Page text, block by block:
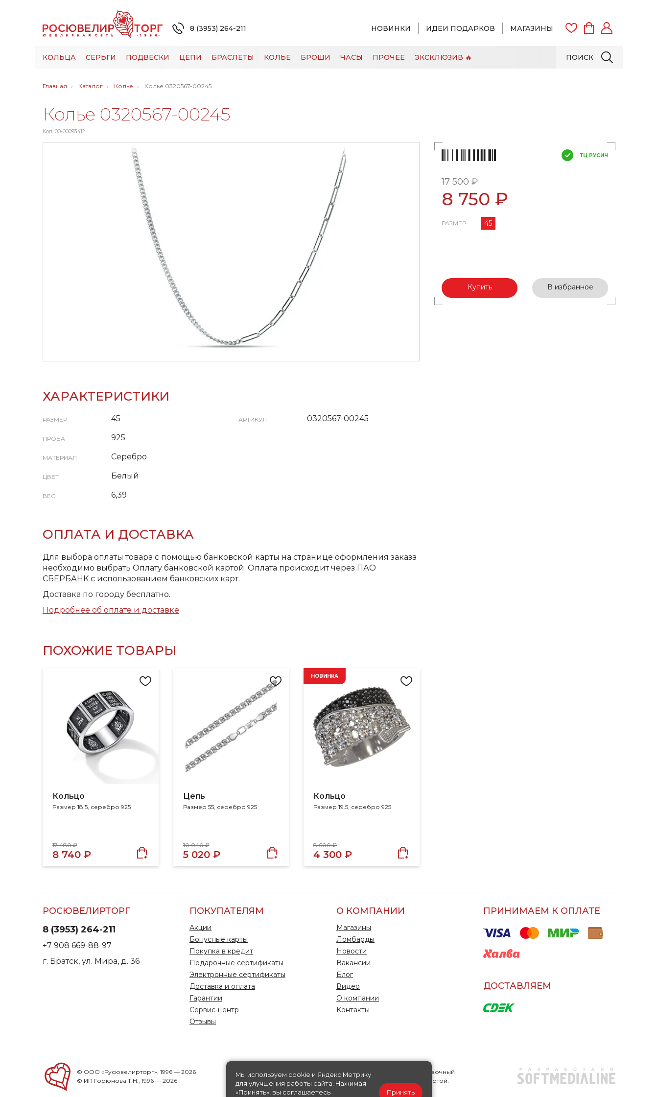
8 (3953) 264-211 НОВИНКИ ИДЕИ ПОДАРКОВ МАГАЗИНЫ
ПОИСК
КОЛЬЦА СЕРЬГИ ПОДВЕСКИ ЦЕПИ БРАСЛЕТЫ КОЛЬЕ БРОШИ ЧАСЫ ПРОЧЕЕ ЭКСКЛЮЗИВ 🔥
Главная Каталог Колье Колье 0320567-00245
Колье 0320567-00245
Код: 00-00093412
ХАРАКТЕРИСТИКИ
РАЗМЕР 45
ПРОБА 925
МАТЕРИАЛ Серебро
ЦВЕТ Белый
ВЕС 6,39
АРТИКУЛ 0320567-00245
ОПЛАТА И ДОСТАВКА
Для выбора оплаты товара с помощью банковской карты на странице оформления заказа
необходимо выбрать Оплату банковской картой. Оплата происходит через ПАО
СБЕРБАНК с использованием банковских карт.
Доставка по городу бесплатно.
Подробнее об оплате и доставке
ПОХОЖИЕ ТОВАРЫ
Кольцо
Размер 18.5, серебро 925
17 480 ₽
8 740 ₽
Цепь
Размер 55, серебро 925
10 040 ₽
5 020 ₽
Кольцо
Размер 19.5, серебро 925
НОВИНКА
8 600 ₽
4 300 ₽
ТЦ РУСИЧ
17 500 ₽
8 750 ₽
РАЗМЕР 45
Купить В избранное
РОСЮВЕЛИРТОРГ
8 (3953) 264-211
+7 908 669-88-97
г. Братск, ул. Мира, д. 36
ПОКУПАТЕЛЯМ
Акции
Бонусные карты
Покупка в кредит
Подарочные сертификаты
Электронные сертификаты
Доставка и оплата
Гарантии
Сервис-центр
Отзывы
О КОМПАНИИ
Магазины
Ломбарды
Новости
Вакансии
Блог
Видео
О компании
Контакты
ПРИНИМАЕМ К ОПЛАТЕ
ДОСТАВЛЯЕМ
© ООО «Русювелирторг», 1996 — 2026
© ИП Горюнова Т.Н., 1996 — 2026
Информация на данной странице носит исключительно справочный
характер, ни при каких условиях не является публичной офертой.
Мы используем cookie и Яндекс.Метрику
для улучшения работы сайта. Нажимая
«Принять», вы соглашаетесь
Принять